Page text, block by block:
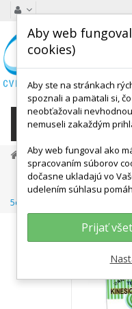
KATEGÓRIE
Masážne A Relax
Temtex Kinesiology
TEMTEX Kinesio Tape
5cm X 5m
Aby web
cookies)
Aby ste na stránkach
spoznali a pamätali si,
neobťažovali
nemuseli zakaždým
Aby web fungoval ako
spracovaním súborov
dočasne ukladajú vo
udelením súhlasu
Prijať